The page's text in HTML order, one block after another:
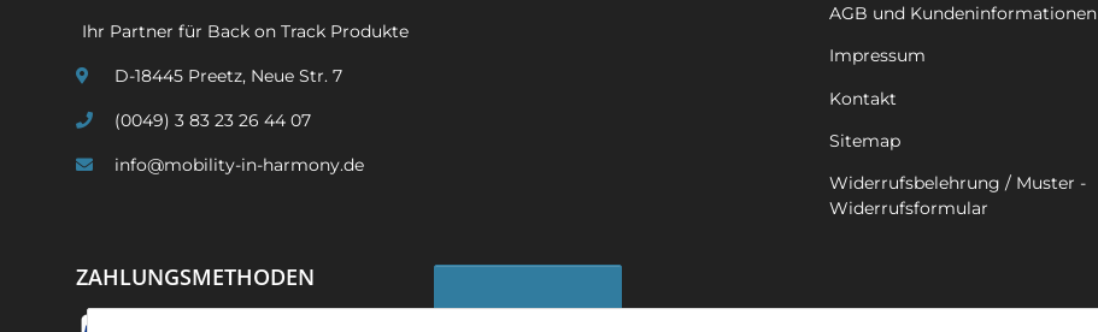
Ihr Partner für Back on Track Produkte
D-18445 Preetz, Neue Str. 7
(0049) 3 83 23 26 44 07
info@mobility-in-harmony.de
AGB und Kundeninformationen
Impressum
Kontakt
Sitemap
Widerrufsbelehrung / Muster -
Widerrufsformular
ZAHLUNGSMETHODEN